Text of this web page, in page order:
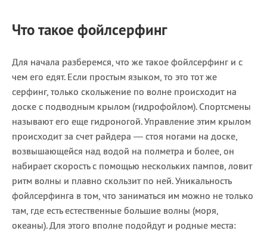
Что такое фойлсерфинг
Для начала разберемся, что же такое фойлсерфинг и с
чем его едят. Если простым языком, то это тот же
серфинг, только скольжение по волне происходит на
доске с подводным крылом (гидрофойлом). Спортсмены
называют его еще гидроногой. Управление этим крылом
происходит за счет райдера — стоя ногами на доске,
возвышающейся над водой на полметра и более, он
набирает скорость с помощью нескольких пампов, ловит
ритм волны и плавно скользит по ней. Уникальность
фойлсерфинга в том, что заниматься им можно не только
там, где есть естественные большие волны (моря,
океаны). Для этого вполне подойдут и родные места: